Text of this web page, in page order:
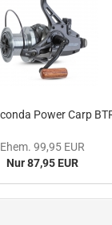
Power Carp
Ehem. 99,95 EUR
Nur 87,95 EUR